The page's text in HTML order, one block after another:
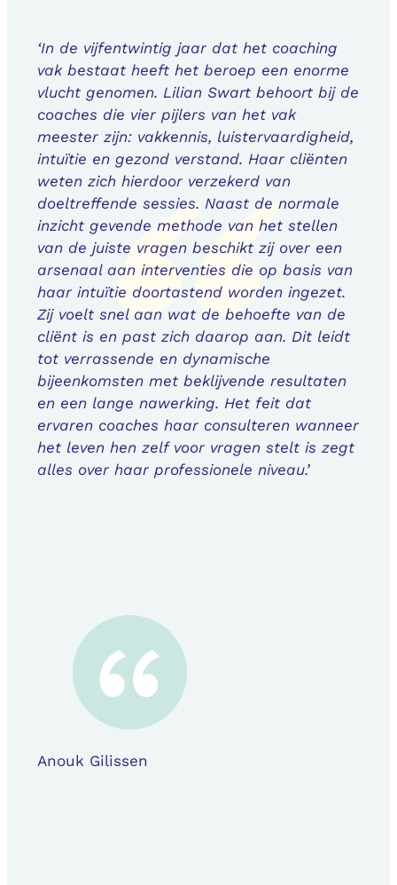
‘In de vijfentwintig jaar dat het coaching
vak bestaat heeft het beroep een enorme
vlucht genomen. Lilian Swart behoort bij de
coaches die vier pijlers van het vak
meester zijn: vakkennis, luistervaardigheid,
intuïtie en gezond verstand. Haar cliënten
weten zich hierdoor verzekerd van
doeltreffende sessies. Naast de normale
inzicht gevende methode van het stellen
van de juiste vragen beschikt zij over een
arsenaal aan interventies die op basis van
haar intuïtie doortastend worden ingezet.
Zij voelt snel aan wat de behoefte van de
cliënt is en past zich daarop aan. Dit leidt
tot verrassende en dynamische
bijeenkomsten met beklijvende resultaten
en een lange nawerking. Het feit dat
ervaren coaches haar consulteren wanneer
het leven hen zelf voor vragen stelt is zegt
alles over haar professionele niveau.’
Anouk Gilissen